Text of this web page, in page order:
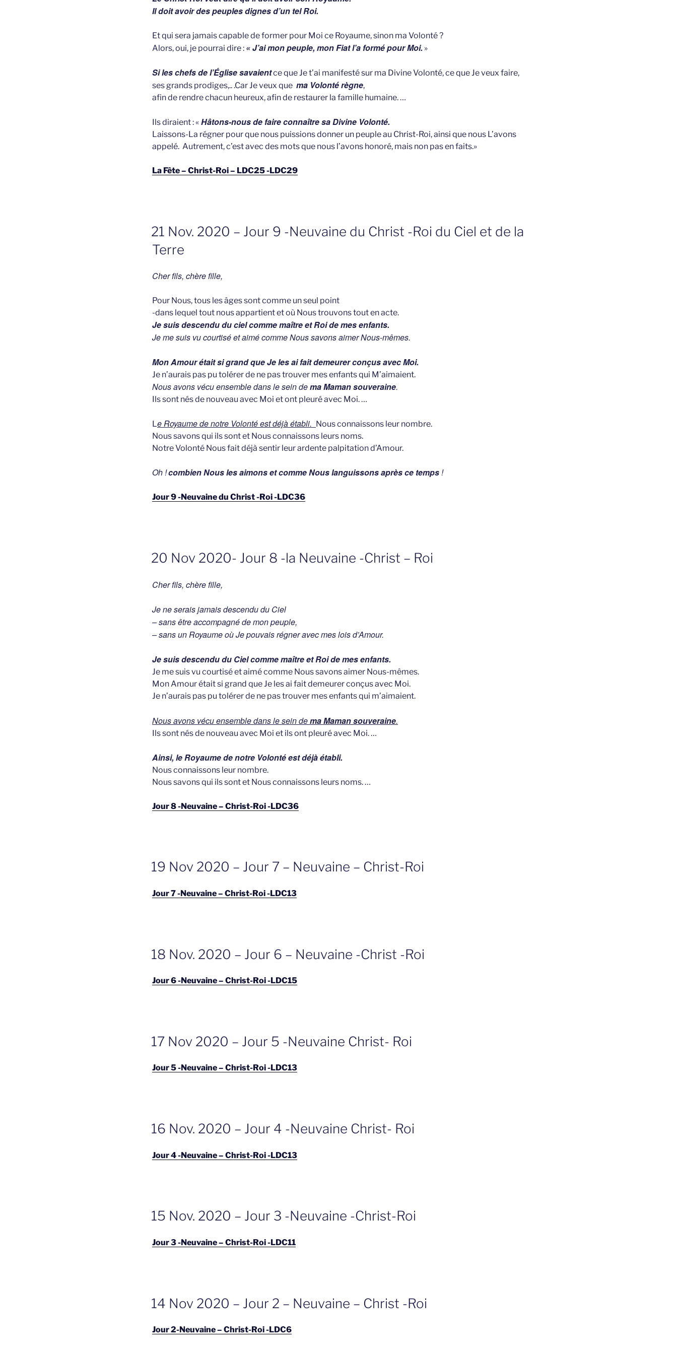
Il doit avoir des peuples dignes d’un tel Roi.
Et qui sera jamais capable de former pour Moi ce Royaume, sinon ma Volonté ?
Alors, oui, je pourrai dire : « J’ai mon peuple, mon Fiat l’a formé pour Moi. »
Si les chefs de l’Église savaientce que Je t’ai manifesté sur ma Divine Volonté, ce que Je veux faire,
ses grands prodiges,.. .Car Je veux que ma Volonté règne,
afin de rendre chacun heureux, afin de restaurer la famille humaine. …
Ils diraient : « Hâtons-nous de faire connaître sa Divine Volonté.
Laissons-La régner pour que nous puissions donner un peuple au Christ-Roi, ainsi que nous L’avons
appelé. Autrement, c’est avec des mots que nous l’avons honoré, mais non pas en faits.»
La Fête – Christ-Roi – LDC25 -LDC29
GEPLAATST
OP
21 Nov. 2020 – Jour 9 -Neuvaine du Christ -Roi du Ciel et de la
Terre
Cher fils, chère fille,
Pour Nous, tous les âges sont comme un seul point
-dans lequel tout nous appartient et où Nous trouvons tout en acte.
Je suis descendu du ciel comme maître et Roi de mes enfants.
Je me suis vu courtisé et aimé comme Nous savons aimer Nous-mêmes.
Mon Amour était si grand que Je les ai fait demeurer conçus avec Moi.
Je n’aurais pas pu tolérer de ne pas trouver mes enfants qui M’aimaient.
Nous avons vécu ensemble dans le sein dema Maman souveraine.
Ils sont nés de nouveau avec Moi et ont pleuré avec Moi. …
Le Royaume de notre Volonté est déjà établi. Nous connaissons leur nombre.
Nous savons qui ils sont et Nous connaissons leurs noms.
Notre Volonté Nous fait déjà sentir leur ardente palpitation d’Amour.
Oh !combien Nous les aimons et comme Nous languissons après ce temps!
Jour 9 -Neuvaine du Christ -Roi -LDC36
GEPLAATST
OP
20 Nov 2020- Jour 8 -la Neuvaine -Christ – Roi
Cher fils, chère fille,
Je ne serais jamais descendu du Ciel
– sans être accompagné de mon peuple,
– sans un Royaume où Je pouvais régner avec mes lois d’Amour.
Je suis descendu du Ciel comme maître et Roi de mes enfants.
Je me suis vu courtisé et aimé comme Nous savons aimer Nous-mêmes.
Mon Amour était si grand que Je les ai fait demeurer conçus avec Moi.
Je n’aurais pas pu tolérer de ne pas trouver mes enfants qui m’aimaient.
Nous avons vécu ensemble dans le sein dema Maman souveraine.
Ils sont nés de nouveau avec Moi et ils ont pleuré avec Moi. …
Ainsi, le Royaume de notre Volonté est déjà établi.
Nous connaissons leur nombre.
Nous savons qui ils sont et Nous connaissons leurs noms. …
Jour 8 -Neuvaine – Christ-Roi -LDC36
GEPLAATST
OP
19 Nov 2020 – Jour 7 – Neuvaine – Christ-Roi
Jour 7 -Neuvaine – Christ-Roi -LDC13
OP
18 Nov. 2020 – Jour 6 – Neuvaine -Christ -Roi
Jour 6 -Neuvaine – Christ-Roi -LDC15
GEPLAATST
OP
17 Nov 2020 – Jour 5 -Neuvaine Christ- Roi
Jour 5 -Neuvaine – Christ-Roi -LDC13
GEPLAATST
OP
16 Nov. 2020 – Jour 4 -Neuvaine Christ- Roi
Jour 4 -Neuvaine – Christ-Roi -LDC13
GEPLAATST
OP
15 Nov. 2020 – Jour 3 -Neuvaine -Christ-Roi
Jour 3 -Neuvaine – Christ-Roi -LDC11
OP
14 Nov 2020 – Jour 2 – Neuvaine – Christ -Roi
Jour 2-Neuvaine – Christ-Roi -LDC6